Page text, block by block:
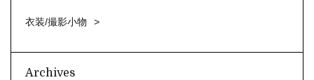
衣装/撮影小物
Archives